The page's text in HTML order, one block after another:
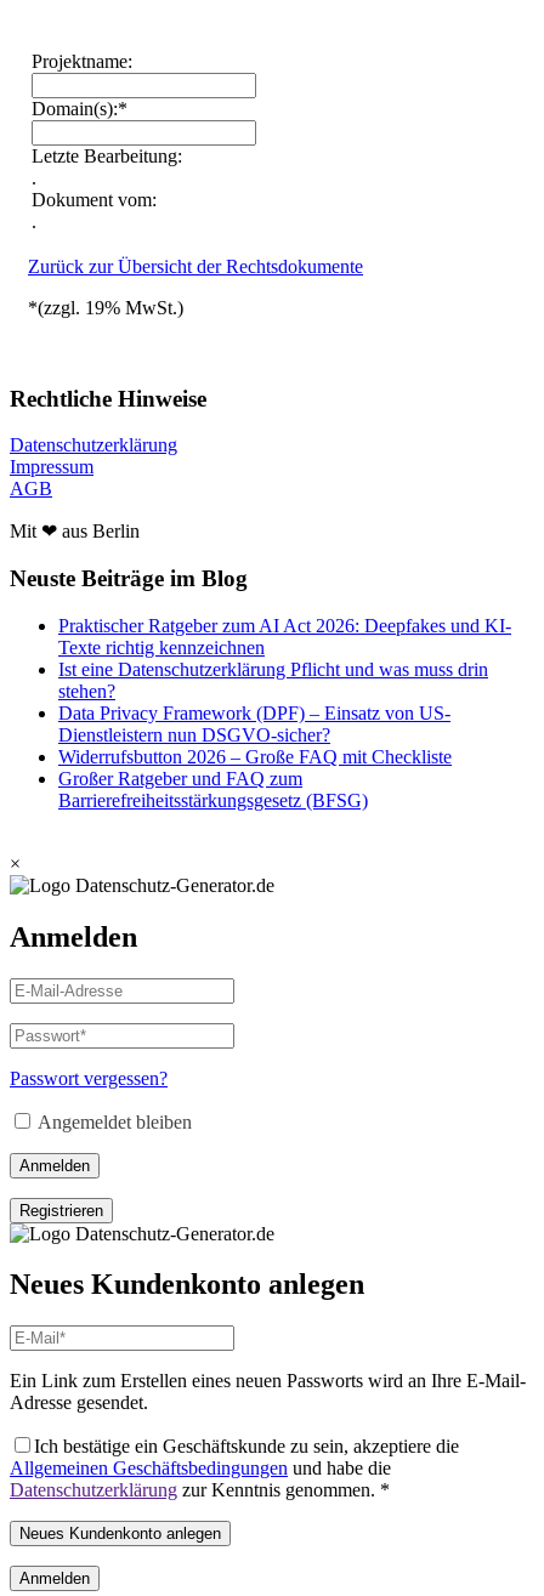
Projektname:
Domain(s):*
Letzte Bearbeitung:
.
Dokument vom:
.
Zurück zur Übersicht der Rechtsdokumente
*(zzgl. 19% MwSt.)
Rechtliche Hinweise
Datenschutzerklärung
Impressum
AGB
Mit ❤ aus Berlin
Neuste Beiträge im Blog
Praktischer Ratgeber zum AI Act 2026: Deepfakes und KI-
Texte richtig kennzeichnen
Ist eine Datenschutzerklärung Pflicht und was muss drin
stehen?
Data Privacy Framework (DPF) – Einsatz von US-
Dienstleistern nun DSGVO-sicher?
Widerrufsbutton 2026 – Große FAQ mit Checkliste
Großer Ratgeber und FAQ zum
Barrierefreiheitsstärkungsgesetz (BFSG)
×
Anmelden
Passwort vergessen?
Angemeldet bleiben
Anmelden
Registrieren
Neues Kundenkonto anlegen
Ein Link zum Erstellen eines neuen Passworts wird an Ihre E-Mail-
Adresse gesendet.
Ich bestätige ein Geschäftskunde zu sein, akzeptiere die
Allgemeinen Geschäftsbedingungen und habe die
Datenschutzerklärung zur Kenntnis genommen. *
Neues Kundenkonto anlegen
Anmelden